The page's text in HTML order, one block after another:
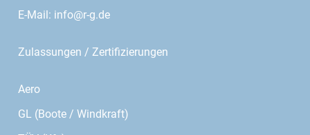
E-Mail: info@r-g.de
Zulassungen / Zertifizierungen
Aero
GL (Boote / Windkraft)